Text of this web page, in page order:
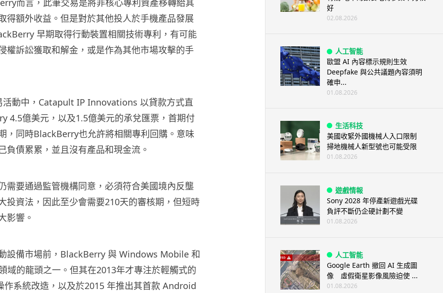
而言，此筆交易是將非核心專利資產移轉給其
得額外收益。但是對於其他投人於手機產品發展
早期取得行動裝置相關技術專利，有可能
權訴訟獲取和解金，或是作為其他市場攻擊的手
活動中，Catapult IP Innovations 以貸款方式直
4.5億美元，以及1.5億美元的承兌匯票，首期付
，同時BlackBerry也允許將相關專利回購。意味
負債累累，並且沒有產品和現金流。
需要通過監管機構同意，必須符合美國境內反壟
投資法，因此至少會需要210天的審核期，但短時
影響。
設備市場前，BlackBerry 與 Windows Mobile 和
域的龍頭之一。但其在2013年才專注於輕觸式的
作系統改造，以及於2015 年推出其首款 Android
好
02.08.2026
人工智能
歐盟 AI 內容標示規則生效
Deepfake 與公共議題內容須明
確申...
01.08.2026
生活科技
美國收緊外國機械人入口限制
掃地機械人新型號也可能受限
01.08.2026
遊戲情報
Sony 2028 年停產新遊戲光碟
負評不斷仍企硬計劃不變
01.08.2026
人工智能
Google Earth 撤回 AI 生成圖
像 虛假衛星影像風險迫使 ...
01.08.2026